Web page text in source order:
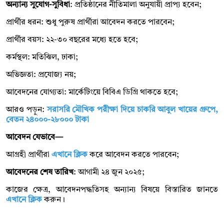
অন্যান্য সুযোগ-সুবিধা: প্রতিষ্ঠানের নীতিমালা অনুযায়ী প্রাপ্য হবেন;
প্রার্থীর ধরন: শুধু পুরুষ প্রার্থীরা আবেদন করতে পারবেন;
প্রার্থীর বয়স: ২২-৩০ বছরের মধ্যে হতে হবে;
কর্মস্থল: মতিঝিল, ঢাকা;
অভিজ্ঞতা: প্রযোজ্য নয়;
আবেদনের যোগ্যতা: মার্কেটিংয়ে বিবিএ ডিগ্রি থাকতে হবে;
আরও পড়ুন:সরাসরি মৌখিক পরীক্ষা দিয়ে চাকরি আবুল খায়ের গ্রুপে,
বেতন ২৪০০০-২৮০০০ টাকা
আবেদন যেভাবে—
আগ্রহী প্রার্থীরা এখানে ক্লিককরে আবেদন করতে পারবেন;
আবেদনের শেষ তারিখ: আগামী ২৪ জুন ২০২৫;
কাজের ক্ষেত্র, আবেদনপদ্ধতিসহ অন্যান্য বিষয়ে বিস্তারিত জানতে
এখানে ক্লিককরুন।